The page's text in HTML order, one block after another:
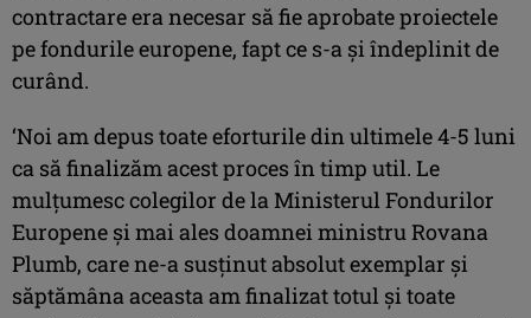
contractare era necesar să fie aprobate proiectele
pe fondurile europene, fapt ce s-a şi îndeplinit de
curând.
‘Noi am depus toate eforturile din ultimele 4-5 luni
ca să finalizăm acest proces în timp util. Le
mulţumesc colegilor de la Ministerul Fondurilor
Europene şi mai ales doamnei ministru Rovana
Plumb, care ne-a susţinut absolut exemplar şi
săptămâna aceasta am finalizat totul şi toate